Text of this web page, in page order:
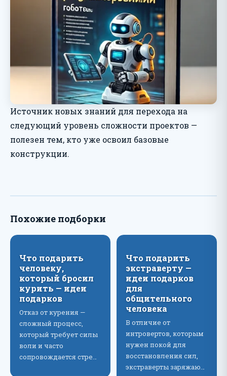
Источник новых знаний для перехода на
следующий уровень сложности проектов —
полезен тем, кто уже освоил базовые
конструкции.
Похожие подборки
Что подарить
человеку,
который бросил
курить — идеи
подарков
Отказ от курения —
сложный процесс,
который требует силы
воли и часто
сопровождается стре…
Что подарить
экстраверту —
идеи подарков
для
общительного
человека
В отличие от
интровертов, которым
нужен покой для
восстановления сил,
экстраверты заряжаю…